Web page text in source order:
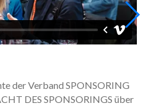
der Verband SPONSORING
DES SPONSORINGS über